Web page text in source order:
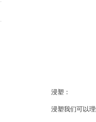
浸塑：
浸塑我们可以理解